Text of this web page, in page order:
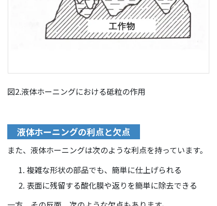
図2.液体ホーニングにおける砥粒の作用
液体ホーニングの利点と欠点
また、液体ホーニングは次のような利点を持っています。
複雑な形状の部品でも、簡単に仕上げられる
表面に残留する酸化膜や返りを簡単に除去できる